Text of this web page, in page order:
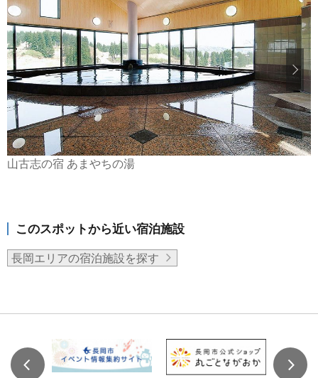
山古志の宿 あまやちの湯
このスポットから近い宿泊施設
長岡エリアの宿泊施設を探す